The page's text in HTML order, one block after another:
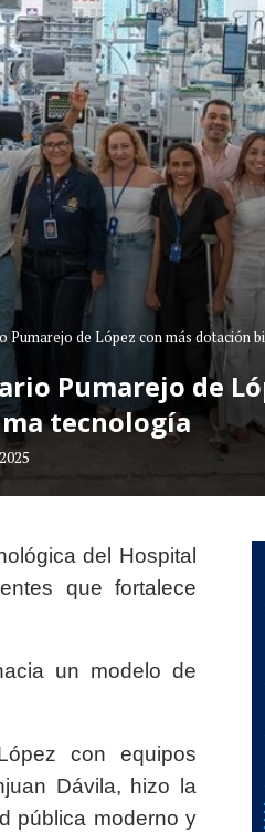
Pumarejo de López con más dotación
Pumarejo de
tecnología
del Hospital
que fortalece
un modelo de
con equipos
Dávila, hizo la
pública moderno y